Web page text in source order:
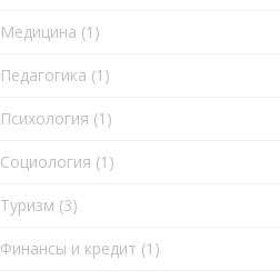
Медицина (1)
Педагогика (1)
Психология (1)
Социология (1)
Туризм (3)
Финансы и кредит (1)